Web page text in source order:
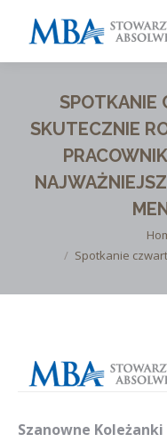
SPOTKANIE
SKUTECZNIE
Spotkanie
Szanowne